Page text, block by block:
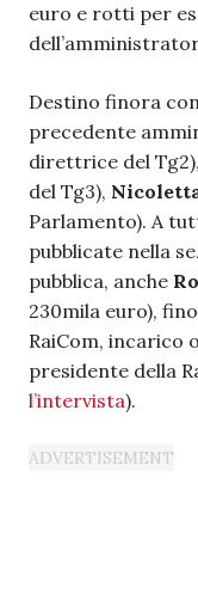
euro e rotti per
Destino finora
precedente
direttrice del Tg2),
del Tg3),
Parlamento). A
pubblicate nella
pubblica, anche
230mila euro),
RaiCom, incarico
presidente della
l’intervista).